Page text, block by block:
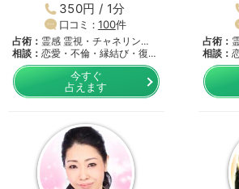
350円 / 1分
口コミ： 100件
占術： 霊感 霊視・チャネリン
グ・…
相談： 恋愛・不倫・縁結び・復活
愛…
今すぐ
占えます
占術：
グ・…
相談：
愛…